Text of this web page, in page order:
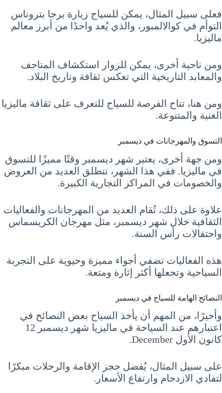
فعلى سبيل المثال، يمكن للسياح زيارة برجا بتروناس
التوأم في كوالالمبور، والذي يُعد واحدًا من أبرز معالم
ماليزيا.
ومن ناحية أخرى، يمكن للزوار استكشاف المتاحف
والمعابد التاريخية التي تعكس ثقافة وتاريخ البلاد.
ومن هنا، تتاح الفرصة للسياح للتعرف على ثقافة ماليزيا
الغنية والمتنوعة.
التسوق والمهرجانات في ديسمبر
ومن جهة أخرى، يعتبر شهر ديسمبر وقتًا مميزًا للتسوق
في ماليزيا. ففي هذا الشهر، تنطلق العديد من العروض
والخصومات في المراكز التجارية الكبيرة.
علاوة على ذلك، تُقام العديد من المهرجانات والفعاليات
الثقافية خلال شهر ديسمبر، مثل مهرجان الكريسماس
واحتفالات رأس السنة.
هذه الفعاليات تضفي أجواء مميزة وحيوية على التجربة
السياحية وتجعلها أكثر إثارة ومتعة.
النصائح الهامة للسياح في ديسمبر
وأخيرًا، من المهم أن يأخذ السياح بعض النصائح في
اعتبارهم عند السياحة في ماليزيا شهر ديسمبر 12
كانون الأول December.
على سبيل المثال، يُفضل حجز الإقامة والرحلات مبكرًا
لتفادي الازدحام وارتفاع الأسعار.